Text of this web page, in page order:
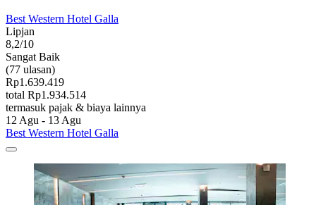
Best Western Hotel Galla
Lipjan
8,2/10
Sangat Baik
(77 ulasan)
Rp1.639.419
total Rp1.934.514
termasuk pajak & biaya lainnya
12 Agu - 13 Agu
Best Western Hotel Galla